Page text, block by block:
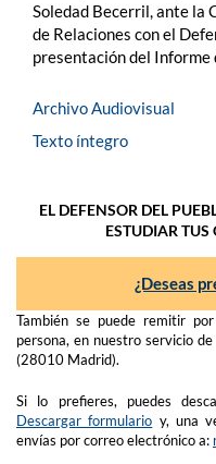
Soledad Becerril, ante la
de Relaciones con el
presentación del
Archivo Audiovisual
Texto íntegro
EL DEFENSOR DEL
ESTUDIAR TUS
¿Deseas
También se puede remitir
persona, en nuestro servicio
(28010 Madrid).
Si lo prefieres, puedes
Descargar formulario y, una
envías por correo electrónico a: